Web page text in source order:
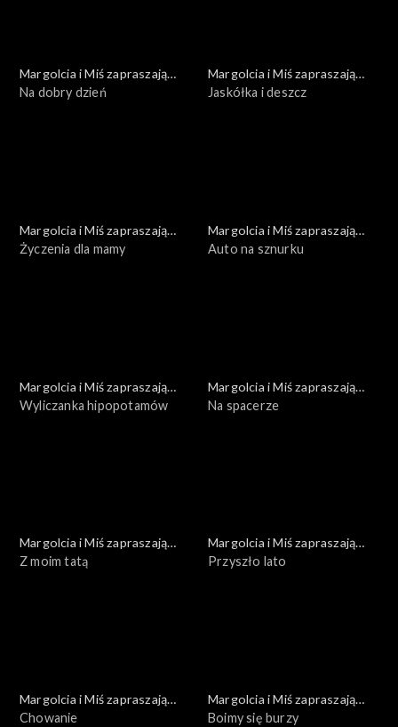
Margolcia i Miś zapraszają
dziś
Na dobry dzień
Margolcia i Miś zapraszają
dziś
Jaskółka i deszcz
Margolcia i Miś zapraszają
dziś
Życzenia dla mamy
Margolcia i Miś zapraszają
dziś
Auto na sznurku
Margolcia i Miś zapraszają
dziś
Wyliczanka hipopotamów
Margolcia i Miś zapraszają
dziś
Na spacerze
Margolcia i Miś zapraszają
dziś
Z moim tatą
Margolcia i Miś zapraszają
dziś
Przyszło lato
Margolcia i Miś zapraszają
dziś
Chowanie
Margolcia i Miś zapraszają
dziś
Boimy się burzy